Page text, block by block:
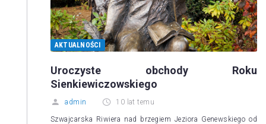
AKTUALNOŚCI
Uroczyste obchody Roku
Sienkiewiczowskiego
admin 10 lat temu
Szwajcarska Riwiera nad brzegiem Jeziora Genewskiego od